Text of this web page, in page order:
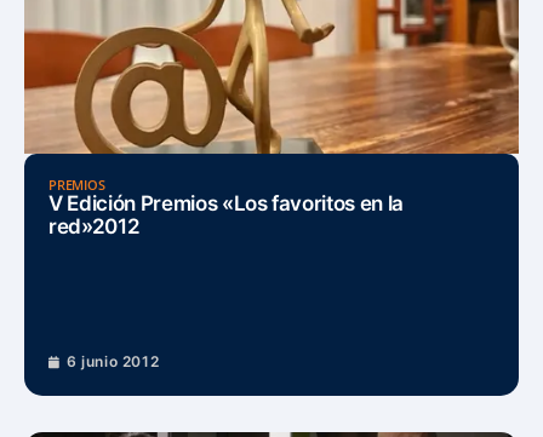
PREMIOS
V Edición Premios «Los favoritos en la
red»2012
6 junio 2012